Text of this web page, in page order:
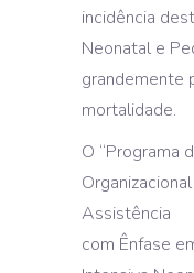
incidência
Neonatal e
grandemente
mortalidade.
O “Programa
Assistência
com Ênfase